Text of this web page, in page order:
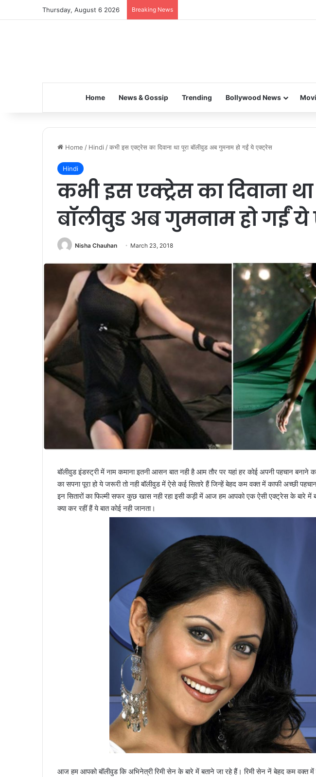
Thursday, August 6 2026 Breaking News
Home News & Gossip Trending Bollywood News
Home / Hindi /कभी इस एक्ट्रेस का दिवाना था पूरा बॉलीवुड अब गुमनाम हो गईं ये एक्ट्रेस
Hindi
कभी इस एक्ट्रेस का दिवाना था
बॉलीवुड अब गुमनाम हो गईं ये
Nisha Chauhan March 23, 2018
बॉलीवुड इंडस्ट्री में नाम कमाना इतनी आसन बात नही है आम तौर पर यहां हर कोई अपनी पहचान बनाने
का सपना पूरा हो ये जरूरी तो नही बॉलीवुड में ऐसे कई सितारे हैं जिन्हें बेहद कम वक्त में काफी अच्छी
इन सितारों का फिल्मी सफर कुछ खास नही रहा इसी कड़ी में आज हम आपको एक ऐसी एक्ट्रेस के बारे
क्या कर रहीं हैं ये बात कोई नही जानता।
आज हम आपको बॉलीवुड कि अभिनेत्री रिमी सेन के बारे में बताने जा रहे हैं। रिमी सेन नें बेहद कम वक्त में